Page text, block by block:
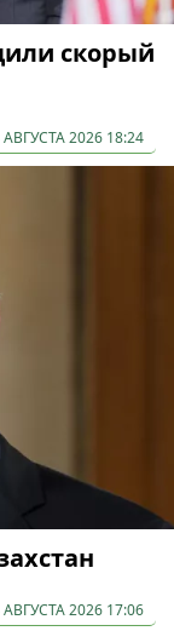
скорый
АВГУСТА 2026 18:24
АВГУСТА 2026 17:06